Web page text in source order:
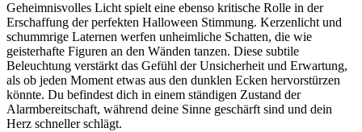
Geheimnisvolles Licht spielt eine ebenso kritische Rolle in der
Erschaffung der perfekten Halloween Stimmung. Kerzenlicht und
schummrige Laternen werfen unheimliche Schatten, die wie
geisterhafte Figuren an den Wänden tanzen. Diese subtile
Beleuchtung verstärkt das Gefühl der Unsicherheit und Erwartung,
als ob jeden Moment etwas aus den dunklen Ecken hervorstürzen
könnte. Du befindest dich in einem ständigen Zustand der
Alarmbereitschaft, während deine Sinne geschärft sind und dein
Herz schneller schlägt.